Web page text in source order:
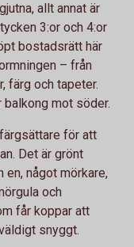
allt annat är
3:or och 4:or
bostadsrätt här
– från
färg och tapeter.
mot söder.
för att
Det är grönt
en, något mörkare,
och
får koppar att
snyggt.